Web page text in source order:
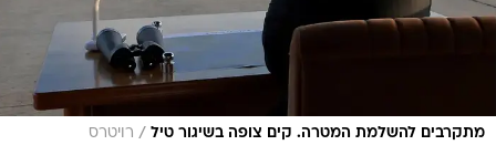
מתקרבים להשלמת המטרה. קים צופה בשיגור טיל / רויטרס